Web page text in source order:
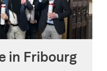
in Fribourg